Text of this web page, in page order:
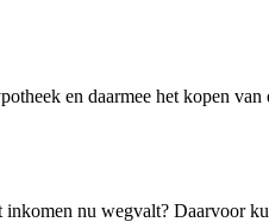
en daarmee het kopen
nu wegvalt? Daarvoor